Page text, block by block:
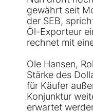
gewährt seit
der SEB,
Öl-Exporteur
rechnet mit
Ole Hansen,
Stärke des
für Käufer
Konjunktur
erwartet